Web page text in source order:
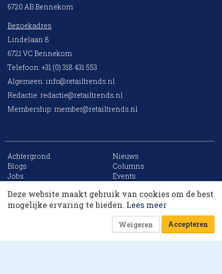
6720 AB Bennekom
Bezoekadres
Lindelaan 8
6721 VC Bennekom
Telefoon: +31 (0) 318 431 553
Algemeen: info@retailtrends.nl
Redactie: redactie@retailtrends.nl
Membership: member@retailtrends.nl
Achtergrond
Nieuws
Blogs
Columns
Jobs
Events
Archief
Sitemap
Website is powered by
Deze website maakt gebruik van cookies om de best
mogelijke ervaring te bieden. Lees meer
Weigeren Accepteren
10 collega’s
Korting op events